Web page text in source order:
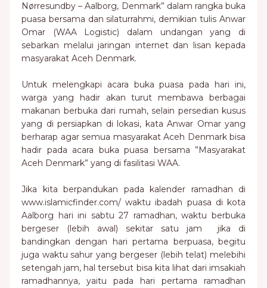
Nørresundby – Aalborg, Denmark” dalam rangka buka
puasa bersama dan silaturrahmi, demikian tulis Anwar
Omar (WAA Logistic) dalam undangan yang di
sebarkan melalui jaringan internet dan lisan kepada
masyarakat Aceh Denmark.
Untuk melengkapi acara buka puasa pada hari ini,
warga yang hadir akan turut membawa berbagai
makanan berbuka dari rumah, selain persedian kusus
yang di persiapkan di lokasi, kata Anwar Omar yang
berharap agar semua masyarakat Aceh Denmark bisa
hadir pada acara buka puasa bersama ”Masyarakat
Aceh Denmark” yang di fasilitasi WAA.
Jika kita berpandukan pada kalender ramadhan di
www.islamicfinder.com/ waktu ibadah puasa di kota
Aalborg hari ini sabtu 27 ramadhan, waktu berbuka
bergeser (lebih awal) sekitar satu jam jika di
bandingkan dengan hari pertama berpuasa, begitu
juga waktu sahur yang bergeser (lebih telat) melebihi
setengah jam, hal tersebut bisa kita lihat dari imsakiah
ramadhannya, yaitu pada hari pertama ramadhan